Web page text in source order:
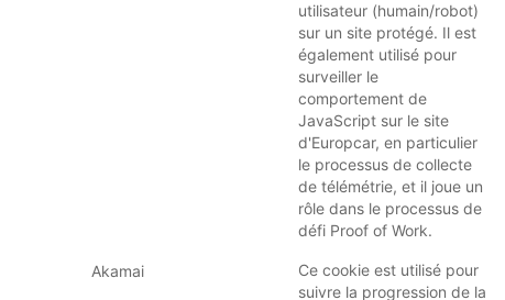
utilisateur (humain/robot)
sur un site protégé. Il est
également utilisé pour
surveiller le
comportement de
JavaScript sur le site
d'Europcar, en particulier
le processus de collecte
de télémétrie, et il joue un
rôle dans le processus de
défi Proof of Work.
Akamai
Ce cookie est utilisé pour
suivre la progression de la